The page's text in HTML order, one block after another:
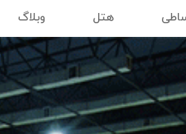
هتل وبلاگ